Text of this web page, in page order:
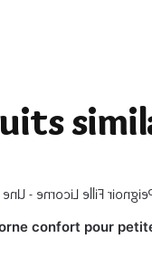
confort pour